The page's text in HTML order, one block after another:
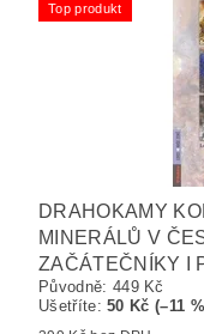
Top produkt
DRAHOKAMY
MINERÁLŮ V
ZAČÁTEČNÍKY I
Původně: 449 Kč
Ušetříte:50 Kč (–11